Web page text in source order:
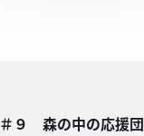
＃９ 森の中の応援団